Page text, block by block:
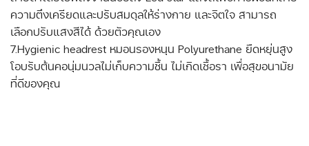
ความตึงเครียดและปรับสมดุลให้ร่างกาย และจิตใจ สามารถ
เลือกปรับแสงสีได้ ด้วยตัวคุณเอง
7.Hygienic headrest หมอนรองหนุน Polyurethane ยืดหยุ่นสูง
โอบรับต้นคอนุ่มนวลไม่เก็บความชื้น ไม่เกิดเชื้อรา เพื่อสุขอนามัย
ที่ดีของคุณ